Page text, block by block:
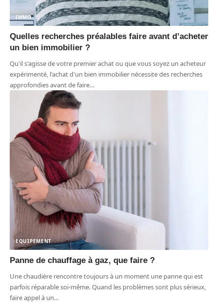
IMMO
Quelles recherches préalables faire avant d’acheter
un bien immobilier ?
Qu'il s'agisse de votre premier achat ou que vous soyez un acheteur
expérimenté, l'achat d'un bien immobilier nécessite des recherches
approfondies avant de faire…
EQUIPEMENT
Panne de chauffage à gaz, que faire ?
Une chaudière rencontre toujours à un moment une panne qui est
parfois réparable soi-même. Quand les problèmes sont plus sérieux,
faire appel à un…